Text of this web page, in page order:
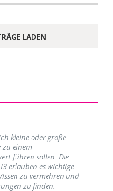
LADEN
kleine oder große
zu einem
führen sollen. Die
erlauben es wichtige
zu vermehren und
zu finden.